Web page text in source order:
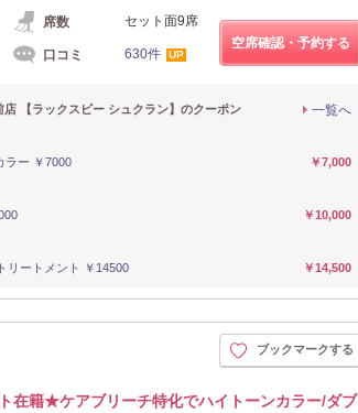
席数 セット面9席
口コミ 630件 UP
空席確認・予約する
【ラックスビー シュクラン】のクーポン 一覧へ
ラー ￥7000 ￥7,000
￥10,000
リートメント ￥14500 ￥14,500
ブックマークする
在籍★ケアブリーチ特化でハイトーンカラー/ダブ